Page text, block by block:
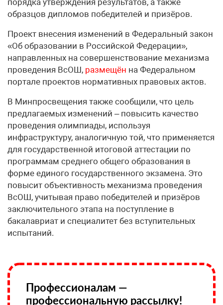
порядка утверждения результатов, а также
образцов дипломов победителей и призёров.
Проект внесения изменений в Федеральный закон
«Об образовании в Российской Федерации»,
направленных на совершенствование механизма
проведения ВсОШ, размещён на Федеральном
портале проектов нормативных правовых актов.
В Минпросвещения также сообщили, что цель
предлагаемых изменений – повысить качество
проведения олимпиады, используя
инфраструктуру, аналогичную той, что применяется
для государственной итоговой аттестации по
программам среднего общего образования в
форме единого государственного экзамена. Это
повысит объективность механизма проведения
ВсОШ, учитывая право победителей и призёров
заключительного этапа на поступление в
бакалавриат и специалитет без вступительных
испытаний.
Профессионалам —
профессиональную рассылку!